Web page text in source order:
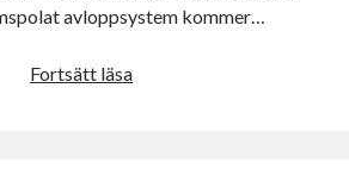
avloppsystem kommer…
Fortsätt läsaSpolbil